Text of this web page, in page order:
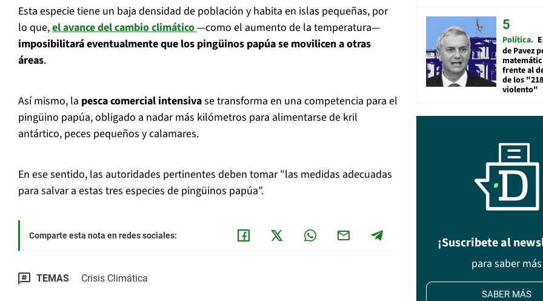
Esta especie tiene un baja densidad de población y habita en islas pequeñas, por
lo que,el avance del cambio climático—como el aumento de la temperatura—
imposibilitará eventualmente que los pingüinos papúa se movilicen a otras
áreas.
Así mismo, la pesca comercial intensivase transforma en una competencia para el
pingüino papúa, obligado a nadar más kilómetros para alimentarse de kril
antártico, peces pequeños y calamares.
En ese sentido, las autoridades pertinentes deben tomar "las medidas adecuadas
para salvar a estas tres especies de pingüinos papúa”.
Comparte esta nota en redes sociales:
TEMAS Crisis Climática
Política
de Pavez
frente al
de los
violento"
¡Suscribete al
para saber más
SABER MÁS